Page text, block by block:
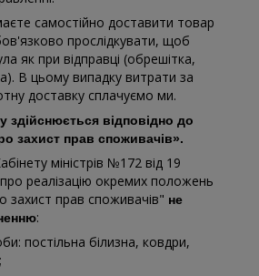
самостійно доставити товар
прослідкувати, щоб
як при відправці (обрешітка,
В цьому випадку витрати за
доставку сплачуємо ми.
здійснюється відповідно до
захист прав споживачів».
міністрів №172 від 19
реалізацію окремих положень
захист прав споживачів" не
:
постільна білизна, ковдри,